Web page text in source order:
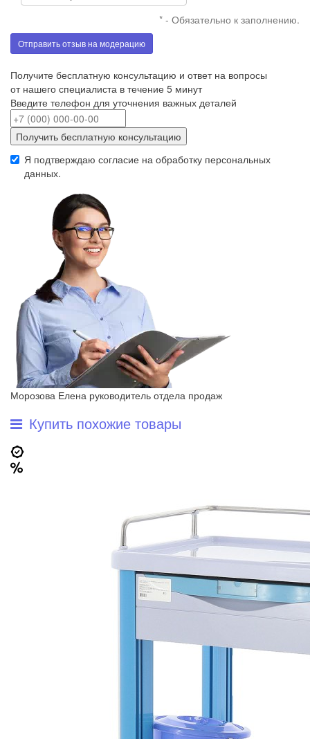
* - Обязательно к заполнению.
Отправить отзыв на модерацию
Получите бесплатную консультацию и ответ на вопросы
от нашего специалиста в течение 5 минут
Введите телефон для уточнения важных деталей
Получить бесплатную консультацию
Я подтверждаю согласие на обработку персональных
данных.
Морозова Елена руководитель отдела продаж
Купить похожие товары